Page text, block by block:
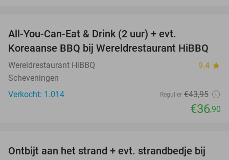
All-You-Can-Eat & Drink (2 uur) + evt.
Koreaanse BBQ bij Wereldrestaurant HiBBQ
Wereldrestaurant HiBBQ 9.4 star
Scheveningen
Verkocht: 1.014
Regulier €43,95
€36,90
54%
Ontbijt aan het strand + evt. strandbedje bij